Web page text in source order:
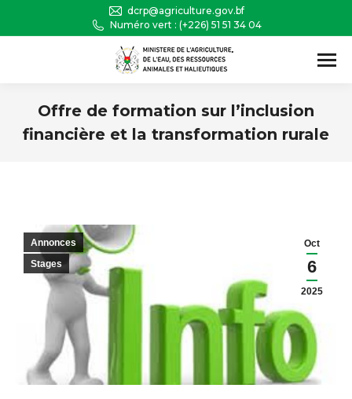
dcrp@agriculture.gov.bf
Numéro vert : (+226) 51 51 34 04
Offre de formation sur l’inclusion
financière et la transformation rurale
Oct
6
2025
Annonces
Stages